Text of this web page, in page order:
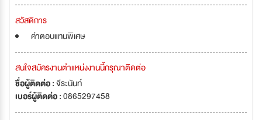
สวัสดิการ
ค่าตอบแทนพิเศษ
สนใจสมัครงานตำแหน่งงานนี้กรุณาติดต่อ
ชื่อผู้ติดต่อ :จีระนันท์
เบอร์ผู้ติดต่อ :0865297458